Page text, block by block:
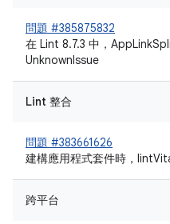
問題 #385875832
在 Lint 8.7.3 中，
UnknownIssue
Lint 整合
問題 #383661626
建構應用程式套件時，
跨平台